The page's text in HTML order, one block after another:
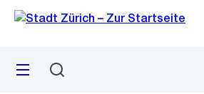
Navigation
Sprunglink
Menü